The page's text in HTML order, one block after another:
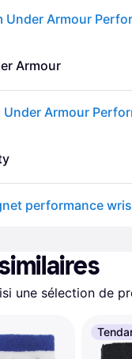
Armour
performance
une sélection de